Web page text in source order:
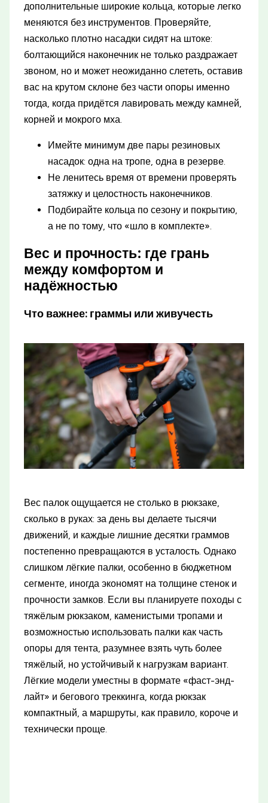
дополнительные широкие кольца, которые легко
меняются без инструментов. Проверяйте,
насколько плотно насадки сидят на штоке:
болтающийся наконечник не только раздражает
звоном, но и может неожиданно слететь, оставив
вас на крутом склоне без части опоры именно
тогда, когда придётся лавировать между камней,
корней и мокрого мха.
Имейте минимум две пары резиновых
насадок: одна на тропе, одна в резерве.
Не ленитесь время от времени проверять
затяжку и целостность наконечников.
Подбирайте кольца по сезону и покрытию,
а не по тому, что «шло в комплекте».
Вес и прочность: где грань
между комфортом и
надёжностью
Что важнее: граммы или живучесть
Вес палок ощущается не столько в рюкзаке,
сколько в руках: за день вы делаете тысячи
движений, и каждые лишние десятки граммов
постепенно превращаются в усталость. Однако
слишком лёгкие палки, особенно в бюджетном
сегменте, иногда экономят на толщине стенок и
прочности замков. Если вы планируете походы с
тяжёлым рюкзаком, каменистыми тропами и
возможностью использовать палки как часть
опоры для тента, разумнее взять чуть более
тяжёлый, но устойчивый к нагрузкам вариант.
Лёгкие модели уместны в формате «фаст-энд-
лайт» и бегового треккинга, когда рюкзак
компактный, а маршруты, как правило, короче и
технически проще.